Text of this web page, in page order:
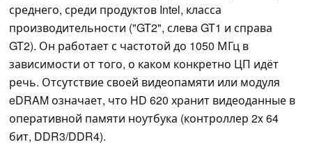
среднего, среди продуктов Intel, класса
производительности ("GT2", слева GT1 и справа
GT2). Он работает с частотой до 1050 МГц в
зависимости от того, о каком конкретно ЦП идёт
речь. Отсутствие своей видеопамяти или модуля
eDRAM означает, что HD 620 хранит видеоданные в
оперативной памяти ноутбука (контроллер 2x 64
бит, DDR3/DDR4).